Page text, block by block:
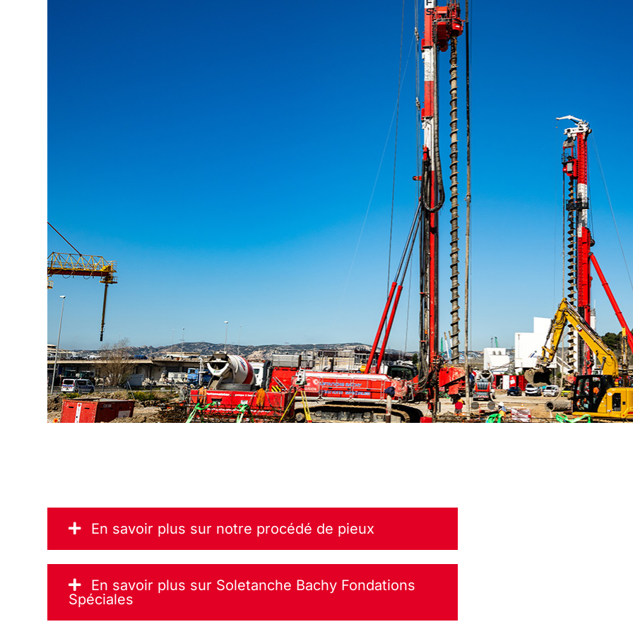
En savoir plus sur notre procédé de pieux
En savoir plus sur Soletanche Bachy Fondations
Spéciales